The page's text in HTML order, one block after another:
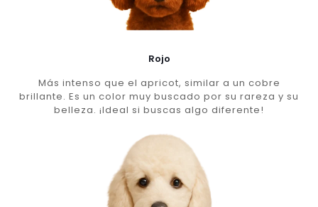
Rojo
Más intenso que el apricot, similar a un cobre
brillante. Es un color muy buscado por su rareza y su
belleza. ¡Ideal si buscas algo diferente!